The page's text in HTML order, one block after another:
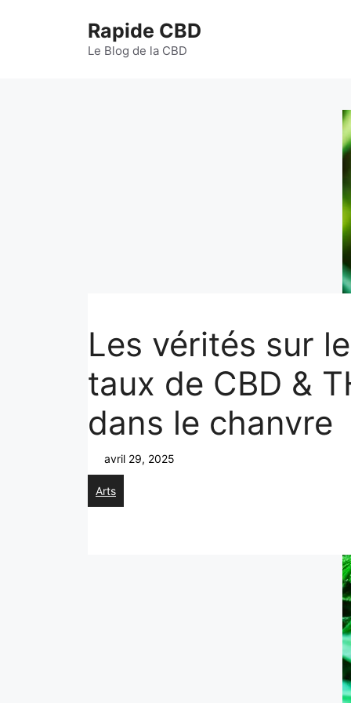
Rapide CBD
Le Blog de la CBD
Les vérités sur
taux de CBD &
dans le chanvre
avril 29, 2025
Arts